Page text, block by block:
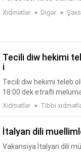
Xidmətlər Digər
tecili diw hekimi teleb olunur xanim ve ya bey emek haqqlari 300 azn
i
Tecili diw hekimi teleb
18:00 dek etrafli
Xidmətlər Tibbi
i̇talyan dili
Vakansiya İtalyan dili